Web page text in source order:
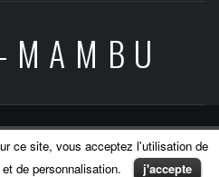
|Theme:Elegant
byAF themes.
ce site, vous acceptez l'utilisation de
de personnalisation.
j'accepte